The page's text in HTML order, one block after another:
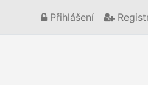
Přihlášení